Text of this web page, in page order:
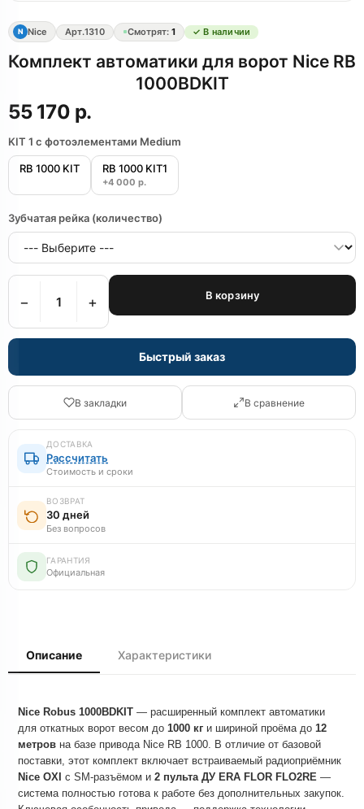
N Nice Арт.1310 Смотрят: 1 ✓ В наличии
Комплект автоматики для ворот Nice RB
1000BDKIT
55 170 р.
KIT 1 с фотоэлементами Medium
RB 1000 KIT RB 1000 KIT1
+4 000 р.
Зубчатая рейка (количество)
− + В корзину
Быстрый заказ
В закладки В сравнение
ДОСТАВКА
Рассчитать
Стоимость и сроки
ВОЗВРАТ
30 дней
Без вопросов
ГАРАНТИЯ
Официальная
Описание Характеристики
Nice Robus 1000BDKIT — расширенный комплект автоматики
для откатных ворот весом до 1000 кг и шириной проёма до 12
метров на базе привода Nice RB 1000. В отличие от базовой
поставки, этот комплект включает встраиваемый радиоприёмник
Nice OXI с SM-разъёмом и 2 пульта ДУ ERA FLOR FLO2RE —
система полностью готова к работе без дополнительных закупок.